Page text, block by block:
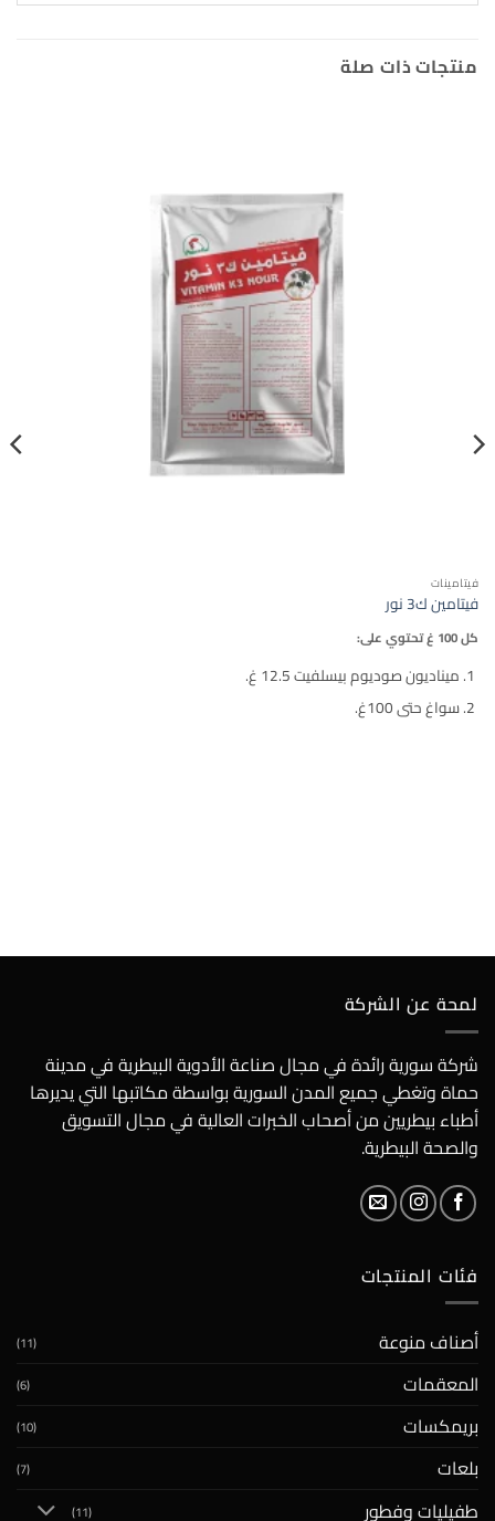
منتجات ذات صلة
فيتامينات
فيتامين ك3 نور
كل 100 غ تحتوي على:
ميناديون صوديوم بيسلفيت 12.5 غ.
سواغ حتى 100غ.
لمحة عن الشركة
شركة سورية رائدة في مجال صناعة الأدوية البيطرية في مدينة
حماة وتغطي جميع المدن السورية بواسطة مكاتبها التي يديرها
أطباء بيطريين من أصحاب الخبرات العالية في مجال التسويق
والصحة البيطرية.
فئات المنتجات
أصناف منوعة (11)
المعقمات (6)
بريمكسات (10)
بلعات (7)
طفيليات وفطور (11)